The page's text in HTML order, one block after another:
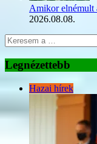
Amikor elnémult
2026.08.08.
Legnézettebb
Hazai hírek